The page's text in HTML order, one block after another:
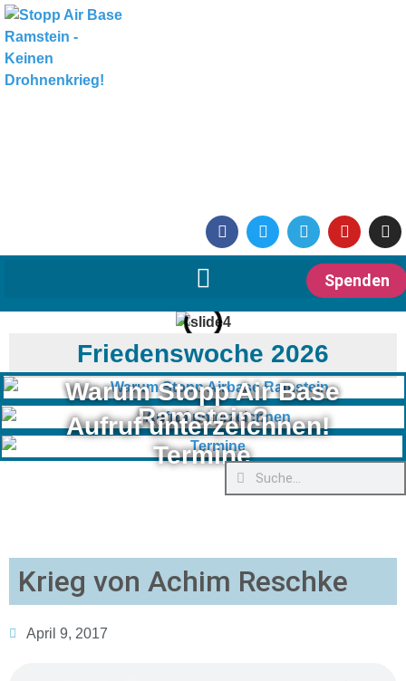
Spenden
Friedenswoche 2026
Warum Stopp Air Base
Ramstein?
Aufruf unterzeichnen!
Termine
Krieg von Achim Reschke
April 9, 2017